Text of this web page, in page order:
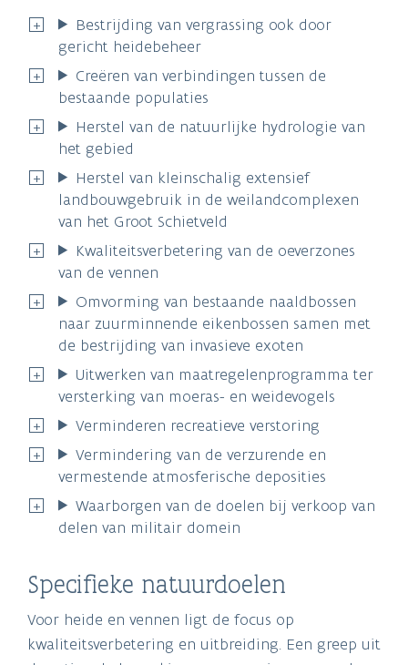
Bestrijding van vergrassing ook door
gericht heidebeheer
Creëren van verbindingen tussen de
bestaande populaties
Herstel van de natuurlijke hydrologie van
het gebied
Herstel van kleinschalig extensief
landbouwgebruik in de weilandcomplexen
van het Groot Schietveld
Kwaliteitsverbetering van de oeverzones
van de vennen
Omvorming van bestaande naaldbossen
naar zuurminnende eikenbossen samen met
de bestrijding van invasieve exoten
Uitwerken van maatregelenprogramma ter
versterking van moeras- en weidevogels
Verminderen recreatieve verstoring
Vermindering van de verzurende en
vermestende atmosferische deposities
Waarborgen van de doelen bij verkoop van
delen van militair domein
Specifieke natuurdoelen
Voor heide en vennen ligt de focus op
kwaliteitsverbetering en uitbreiding. Een greep uit